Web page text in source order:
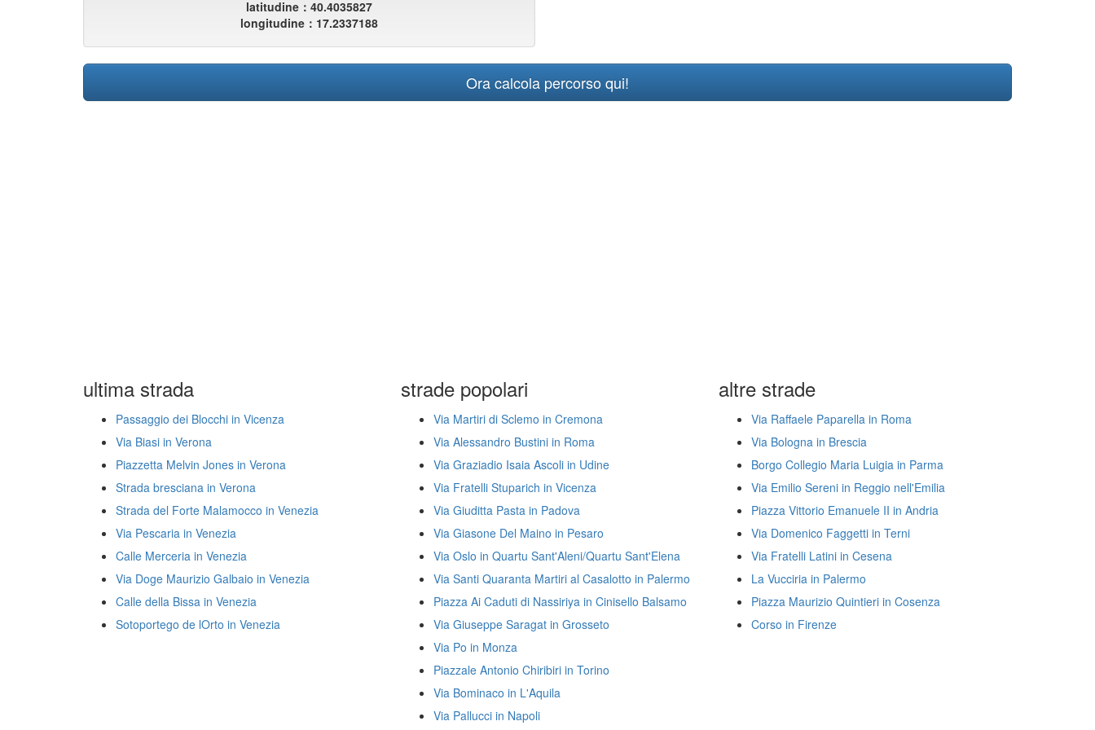
latitudine：40.4035827
longitudine：17.2337188
Ora calcola percorso qui!
ultima strada
Passaggio dei Blocchi in Vicenza
Via Biasi in Verona
Piazzetta Melvin Jones in Verona
Strada bresciana in Verona
Strada del Forte Malamocco in Venezia
Via Pescaria in Venezia
Calle Merceria in Venezia
Via Doge Maurizio Galbaio in Venezia
Calle della Bissa in Venezia
Sotoportego de lOrto in Venezia
strade popolari
Via Martiri di Sclemo in Cremona
Via Alessandro Bustini in Roma
Via Graziadio Isaia Ascoli in Udine
Via Fratelli Stuparich in Vicenza
Via Giuditta Pasta in Padova
Via Giasone Del Maino in Pesaro
Via Oslo in Quartu Sant'Aleni/Quartu Sant'Elena
Via Santi Quaranta Martiri al Casalotto in Palermo
Piazza Ai Caduti di Nassiriya in Cinisello Balsamo
Via Giuseppe Saragat in Grosseto
Via Po in Monza
Piazzale Antonio Chiribiri in Torino
Via Bominaco in L'Aquila
Via Pallucci in Napoli
altre strade
Via Raffaele Paparella in Roma
Via Bologna in Brescia
Borgo Collegio Maria Luigia in Parma
Via Emilio Sereni in Reggio nell'Emilia
Piazza Vittorio Emanuele II in Andria
Via Domenico Faggetti in Terni
Via Fratelli Latini in Cesena
La Vucciria in Palermo
Piazza Maurizio Quintieri in Cosenza
Corso in Firenze